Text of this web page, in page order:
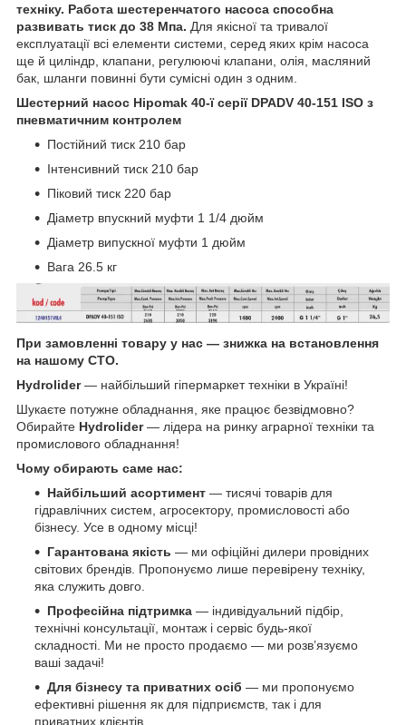
техніку. Работа шестеренчатого насоса способна
развивать тиск до 38 Мпа. Для якісної та тривалої
експлуатації всі елементи системи, серед яких крім насоса
ще й циліндр, клапани, регулюючі клапани, олія, масляний
бак, шланги повинні бути сумісні один з одним.
Шестерний насос Hipomak 40-ї серії DPADV 40-151 ISO з
пневматичним контролем
Постійний тиск 210 бар
Інтенсивний тиск 210 бар
Піковий тиск 220 бар
Діаметр впускний муфти 1 1/4 дюйм
Діаметр випускної муфти 1 дюйм
Вага 26.5 кг
При замовленні товару у нас ― знижка на встановлення
на нашому СТО.
Hydrolider— найбільший гіпермаркет техніки в Україні!
Шукаєте потужне обладнання, яке працює безвідмовно?
Обирайте Hydrolider— лідера на ринку аграрної техніки та
промислового обладнання!
Чому обирають саме нас:
Найбільший асортимент — тисячі товарів для
гідравлічних систем, агросектору, промисловості або
бізнесу. Усе в одному місці!
Гарантована якість — ми офіційні дилери провідних
світових брендів. Пропонуємо лише перевірену техніку,
яка служить довго.
Професійна підтримка — індивідуальний підбір,
технічні консультації, монтаж і сервіс будь-якої
складності. Ми не просто продаємо — ми розв’язуємо
ваші задачі!
Для бізнесу та приватних осіб — ми пропонуємо
ефективні рішення як для підприємств, так і для
приватних клієнтів.